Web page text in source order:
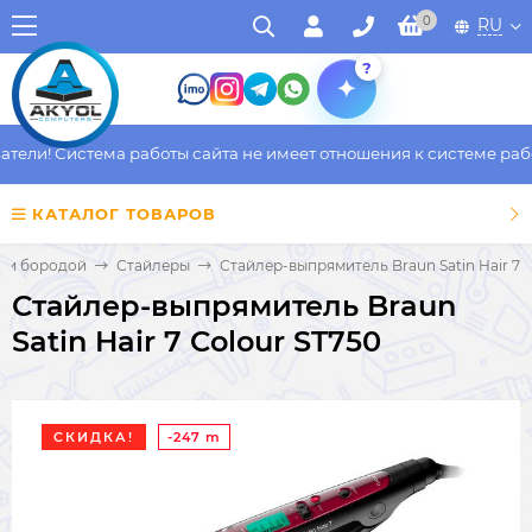
0 RU
?
Система работы сайта не имеет отношения к системе
КАТАЛОГ ТОВАРОВ
и бородой Стайлеры Стайлер-выпрямитель Braun Satin Hair 7
Стайлер-выпрямитель Braun
Satin Hair 7 Colour ST750
СКИДКА! -247 m